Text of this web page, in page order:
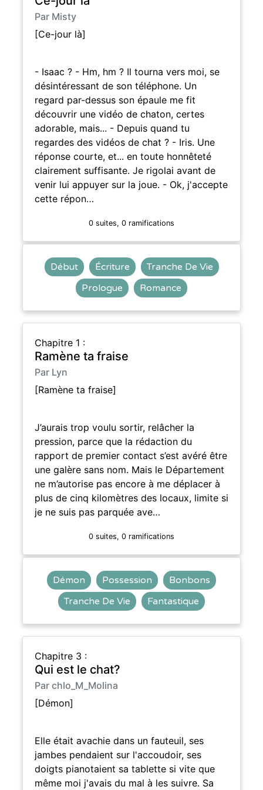
Par Misty
[Ce-jour là]
- Isaac ? - Hm, hm ? Il tourna vers moi, se
désintéressant de son téléphone. Un
regard par-dessus son épaule me fit
découvrir une vidéo de chaton, certes
adorable, mais... - Depuis quand tu
regardes des vidéos de chat ? - Iris. Une
réponse courte, et... en toute honnêteté
clairement suffisante. Je rigolai avant de
venir lui appuyer sur la joue. - Ok, j'accepte
cette répon…
0 suites, 0 ramifications
Début Écriture
Tranche De Vie
Prologue
Romance
Chapitre 1 :
Ramène ta fraise
Par Lyn
[Ramène ta fraise]
J’aurais trop voulu sortir, relâcher la
pression, parce que la rédaction du
rapport de premier contact s’est avéré être
une galère sans nom. Mais le Département
ne m’autorise pas encore à me déplacer à
plus de cinq kilomètres des locaux, limite si
je ne suis pas parquée ave…
0 suites, 0 ramifications
Démon Possession
Bonbons
Tranche De Vie
Fantastique
Chapitre 3 :
Qui est le chat?
Par chlo_M_Molina
[Démon]
Elle était avachie dans un fauteuil, ses
jambes pendaient sur l'accoudoir, ses
doigts pianotaient sa tablette si vite que
même moi j'avais du mal à les suivre. Sa